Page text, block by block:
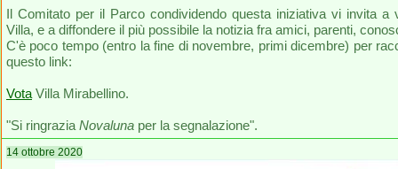
Il Comitato per il Parco condividendo questa iniziativa vi invita a
Villa, e a diffondere il più possibile la notizia fra amici, parenti,
C'è poco tempo (entro la fine di novembre, primi dicembre) per
questo link:
Vota Villa Mirabellino.
"Si ringrazia Novaluna per la segnalazione".
14 ottobre 2020